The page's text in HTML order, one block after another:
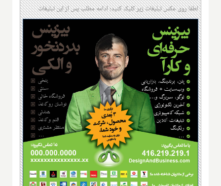
لطفا روی عکس تبلیغات زیر کلیک کنید؛ ادامه مطلب پس از این تبلیغات